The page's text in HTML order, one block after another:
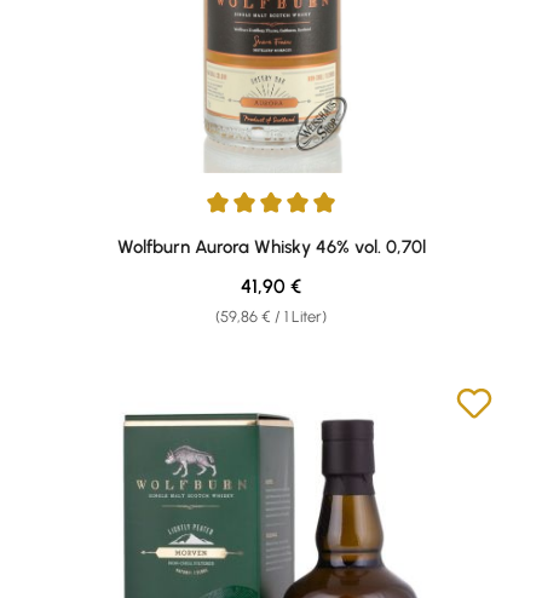
Durchschnittliche Bewertung von 4.9 von 5 Sternen
Wolfburn Aurora Whisky 46% vol. 0,70l
(59,86 € / 1 Liter)
Regulärer Preis:
41,90 €